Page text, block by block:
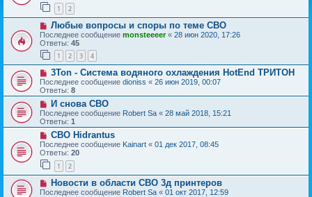
1 2
Любые вопросы и споры по теме СВО
Последнее сообщение monsteeeer« 28 июн 2020, 17:26
Ответы: 45
1 2 3 4
3Ton - Система водяного охлаждения HotEnd ТРИТОН
Последнее сообщение dioniss « 26 июн 2019, 00:07
Ответы: 8
И снова СВО
Последнее сообщение Robert Sa « 28 май 2018, 15:21
Ответы: 1
СВО Hidrantus
Последнее сообщение Kainart « 01 дек 2017, 08:45
Ответы: 20
1 2
Новости в области СВО 3д принтеров
Последнее сообщение Robert Sa « 01 окт 2017, 12:59